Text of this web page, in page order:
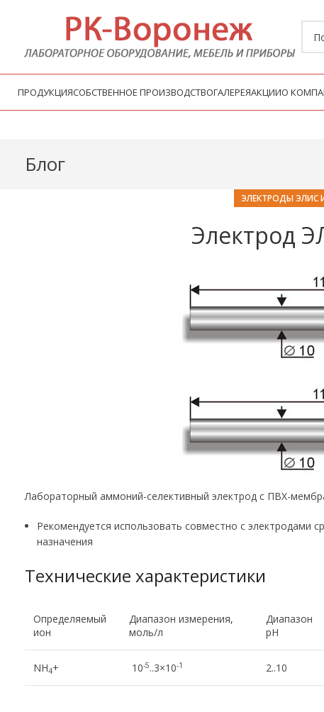
ПРОДУКЦИЯСОБСТВЕННОЕ ПРОИЗВОДСТВОГАЛЕРЕЯАКЦИИО
Блог
ЭЛЕКТРОДЫ ЭЛИС
Электрод
Лабораторный аммоний-селективный электрод с ПВХ-
Рекомендуется использовать совместно с электродами
назначения
Технические характеристики
Определяемый
ион
Диапазон измерения,
моль/л
Диапазон
pH
NH4+ 10-5..3×10-1 2..10